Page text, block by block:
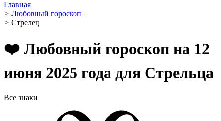
Главная
> Любовный гороскоп ️
> Стрелец ️
❤️ Любовный гороскоп на 12
июня 2025 года для Стрельца
Все знаки